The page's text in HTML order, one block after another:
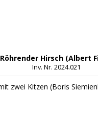
Röhrender Hirsch (Albert
Inv. Nr. 2024.021